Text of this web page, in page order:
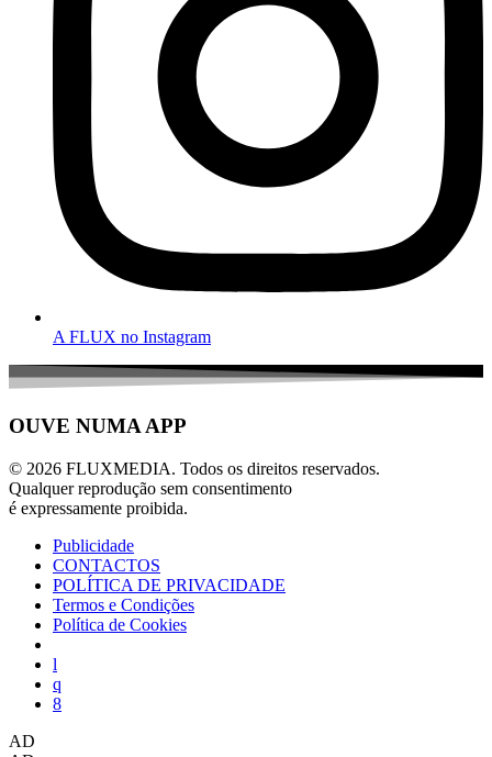
A FLUX no Instagram
OUVE NUMA APP
© 2026 FLUXMEDIA. Todos os direitos reservados.
Qualquer reprodução sem consentimento
é expressamente proibida.
Publicidade
CONTACTOS
POLÍTICA DE PRIVACIDADE
Termos e Condições
Política de Cookies
AD